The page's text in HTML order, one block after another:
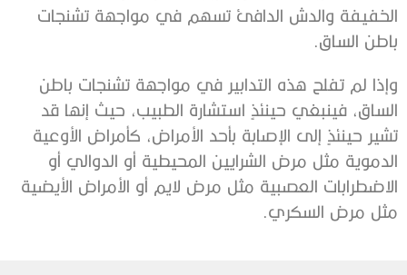
الخفيفة والدش ‫الدافئ تسهم في مواجهة تشنجات
باطن الساق.
‫وإذا لم تفلح هذه التدابير في مواجهة تشنجات باطن
الساق، فينبغي حينئذٍ ‫استشارة الطبيب، حيث إنها قد
تشير حينئذٍ إلى الإصابة بأحد الأمراض، ‫كأمراض الأوعية
الدموية مثل مرض الشرايين المحيطية أو الدوالي أو
‫الاضطرابات العصبية مثل مرض لايم أو الأمراض الأيضية
مثل مرض السكري.